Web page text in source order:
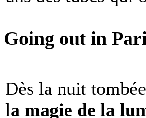
Going out in
Dès la nuit
la magie de la